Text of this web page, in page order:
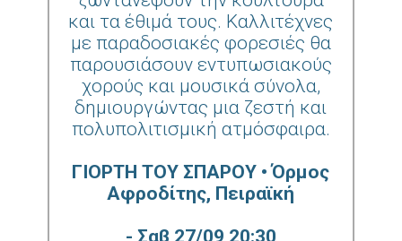
και τα έθιμά τους. Καλλιτέχνες
με παραδοσιακές φορεσιές θα
παρουσιάσουν εντυπωσιακούς
χορούς και μουσικά σύνολα,
δημιουργώντας μια ζεστή και
πολυπολιτισμική ατμόσφαιρα.
ΓΙΟΡΤΗ ΤΟΥ ΣΠΑΡΟΥ • Όρμος
Αφροδίτης, Πειραϊκή